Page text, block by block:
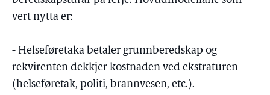
vert nytta er:
- Helseføretaka betaler grunnberedskap og
rekvirenten dekkjer kostnaden ved ekstraturen
(helseføretak, politi, brannvesen, etc.).